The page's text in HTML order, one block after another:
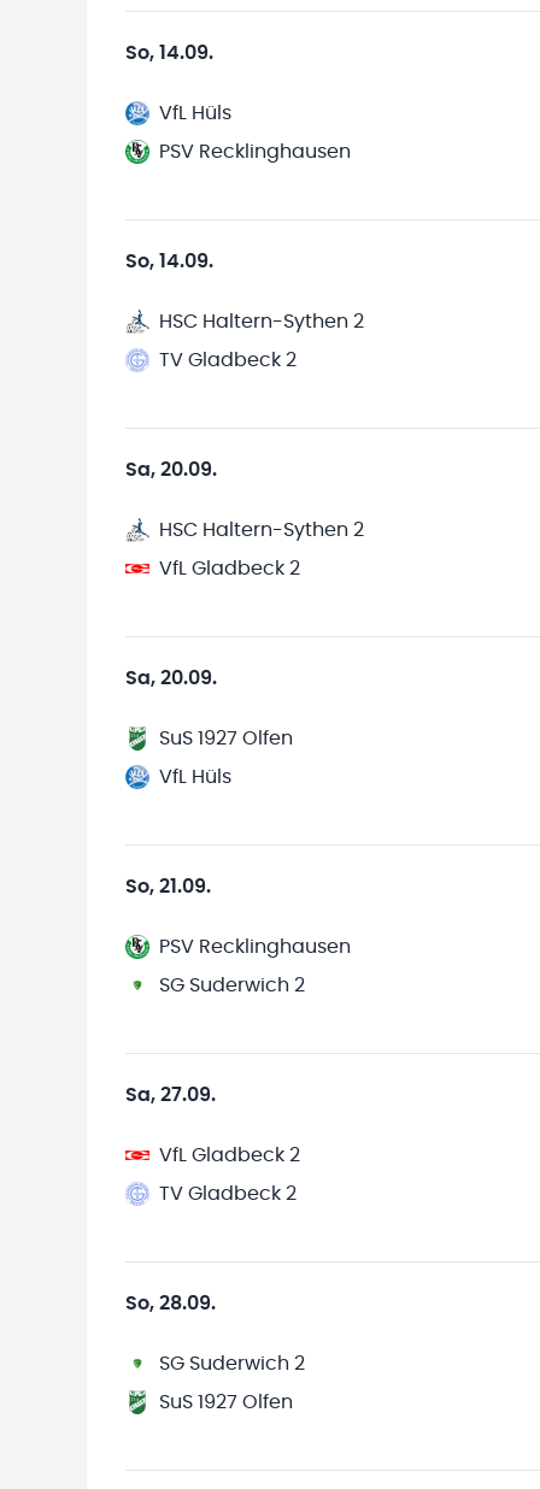
So, 14.09.
VfL Hüls
PSV Recklinghausen
So, 14.09.
HSC Haltern-Sythen 2
TV Gladbeck 2
Sa, 20.09.
HSC Haltern-Sythen 2
VfL Gladbeck 2
Sa, 20.09.
SuS 1927 Olfen
VfL Hüls
So, 21.09.
PSV Recklinghausen
SG Suderwich 2
Sa, 27.09.
VfL Gladbeck 2
TV Gladbeck 2
So, 28.09.
SG Suderwich 2
SuS 1927 Olfen